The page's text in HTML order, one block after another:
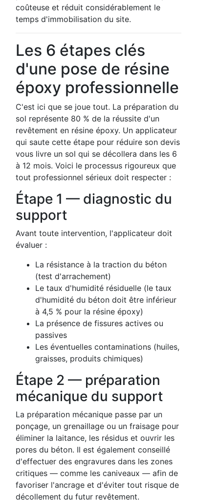
coûteuse et réduit considérablement le
temps d'immobilisation du site.
Les 6 étapes clés
d'une pose de résine
époxy professionnelle
C'est ici que se joue tout. La préparation du
sol représente 80 % de la réussite d'un
revêtement en résine époxy. Un applicateur
qui saute cette étape pour réduire son devis
vous livre un sol qui se décollera dans les 6
à 12 mois. Voici le processus rigoureux que
tout professionnel sérieux doit respecter :
Étape 1 — diagnostic du
support
Avant toute intervention, l'applicateur doit
évaluer :
La résistance à la traction du béton
(test d'arrachement)
Le taux d'humidité résiduelle (le taux
d'humidité du béton doit être inférieur
à 4,5 % pour la résine époxy)
La présence de fissures actives ou
passives
Les éventuelles contaminations (huiles,
graisses, produits chimiques)
Étape 2 — préparation
mécanique du support
La préparation mécanique passe par un
ponçage, un grenaillage ou un fraisage pour
éliminer la laitance, les résidus et ouvrir les
pores du béton. Il est également conseillé
d'effectuer des engravures dans les zones
critiques — comme les caniveaux — afin de
favoriser l'ancrage et d'éviter tout risque de
décollement du futur revêtement.